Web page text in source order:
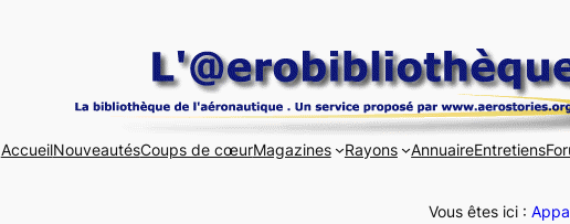
AccueilNouveautésCoups de cœurMagazines Rayons AnnuaireEntretiens
Vous êtes ici :